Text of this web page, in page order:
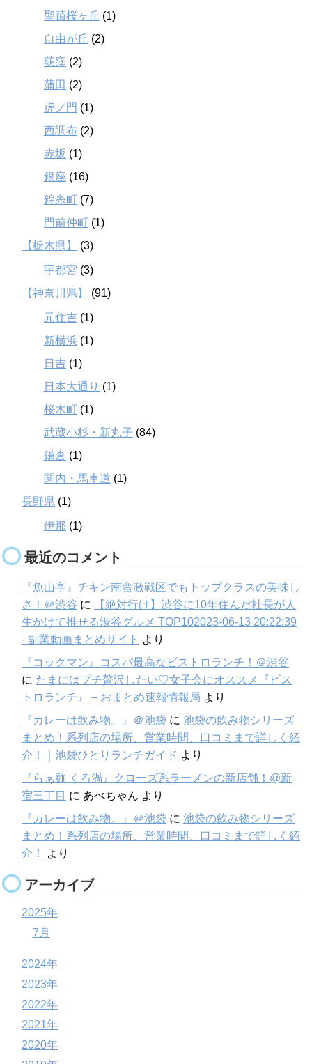
聖蹟桜ヶ丘 (1)
自由が丘 (2)
荻窪 (2)
蒲田 (2)
虎ノ門 (1)
西調布 (2)
赤坂 (1)
銀座 (16)
錦糸町 (7)
門前仲町 (1)
【栃木県】
(3)
宇都宮 (3)
【神奈川県】
(91)
元住吉 (1)
新横浜 (1)
日吉 (1)
日本大通り (1)
桜木町 (1)
武蔵小杉・新丸子 (84)
鎌倉 (1)
関内・馬車道 (1)
長野県 (1)
伊那 (1)
最近のコメント
『魚山亭』チキン南蛮激戦区でもトップクラスの美味し
さ！＠渋谷 に
【絶対行け】渋谷に10年住んだ社長が人
生かけて推せる渋谷グルメ TOP102023-06-13 20:22:39
- 副業動画まとめサイト より
『コックマン』コスパ最高なビストロランチ！＠渋谷
に たまにはプチ贅沢したい♡女子会にオススメ『ビス
トロランチ』 – おまとめ速報情報局 より
『カレーは飲み物。』＠池袋 に 池袋の飲み物シリーズ
まとめ！系列店の場所、営業時間、口コミまで詳しく紹
介！｜池袋ひとりランチガイド より
『らぁ麺 くろ渦』クローズ系ラーメンの新店舗！@新
宿三丁目 に あべちゃん より
『カレーは飲み物。』＠池袋 に 池袋の飲み物シリーズ
まとめ！系列店の場所、営業時間、口コミまで詳しく紹
介！
より
アーカイブ
2025年
7月
2024年
2023年
2022年
2021年
2020年